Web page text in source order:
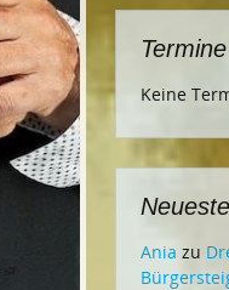
Termine
Keine
Ania zu